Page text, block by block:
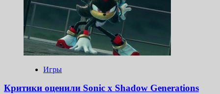
Топ-10
лучших
боксёров
мира
независимо
от
веса:
рейтинг
с
аргументами
Игры
Критики оценили Sonic x Shadow Generations